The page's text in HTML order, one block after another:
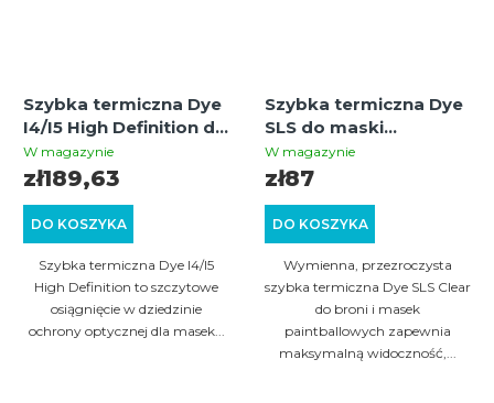
Szybka termiczna Dye
I4/I5 High Definition do
maski paintballowej –
szybka wymienna do
masek Dye i4 i i5
W magazynie
DO KOSZYKA
zł189,63
Szybka termiczna Dye I4/I5
High Definition to szczytowe
osiągnięcie w dziedzinie
ochrony optycznej dla masek...
Szybka termiczna Dye
SLS do maski
paintballowej – Clear
W magazynie
DO KOSZYKA
zł87
Wymienna, przezroczysta
szybka termiczna Dye SLS Clear
do broni i masek
paintballowych zapewnia
maksymalną widoczność,...